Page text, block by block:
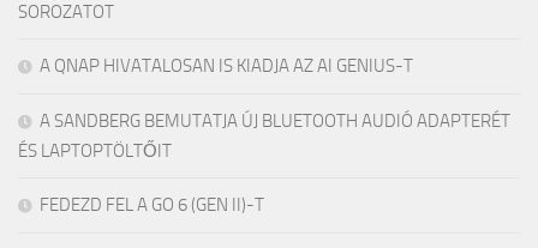
SOROZATOT
A QNAP HIVATALOSAN IS KIADJA AZ AI GENIUS-T
A SANDBERG BEMUTATJA ÚJ BLUETOOTH AUDIÓ ADAPTERÉT
ÉS LAPTOPTÖLTŐIT
FEDEZD FEL A GO 6 (GEN II)-T